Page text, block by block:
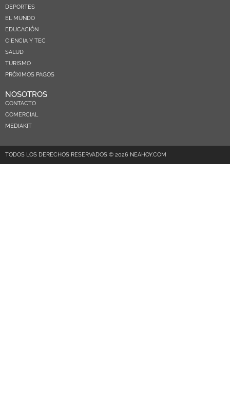
DEPORTES
EL MUNDO
EDUCACIÓN
CIENCIA Y TEC
SALUD
TURISMO
PRÓXIMOS PAGOS
NOSOTROS
CONTACTO
COMERCIAL
MEDIAKIT
TODOS LOS DERECHOS RESERVADOS © 2026 NEAHOY.COM